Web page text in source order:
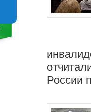
России